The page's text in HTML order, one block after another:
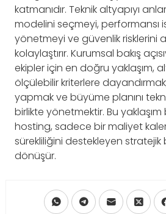
katmanıdır. Teknik altyapıyı
modelini seçmeyi, performansı
yönetmeyi ve güvenlik risklerini
kolaylaştırır. Kurumsal bakış
ekipler için en doğru yaklaşım,
ölçülebilir kriterlere
yapmak ve büyüme planını
birlikte yönetmektir. Bu
hosting, sadece bir maliyet
sürekliliğini destekleyen stratejik
dönüşür.